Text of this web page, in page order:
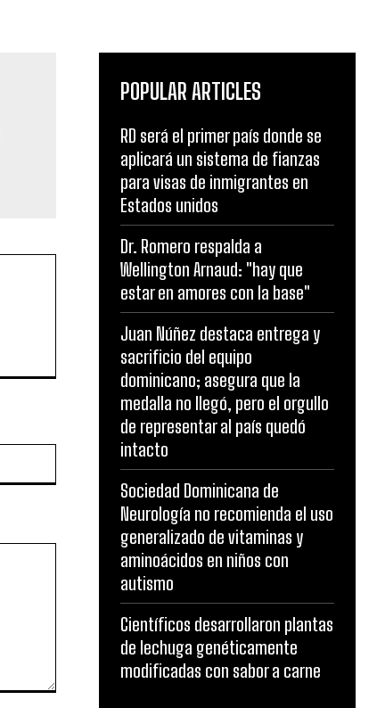
POPULAR ARTICLES
RD será el primer país donde se
aplicará un sistema de fianzas
para visas de inmigrantes en
Estados unidos
Dr. Romero respalda a
Wellington Arnaud: "hay que
estar en amores con la base"
Juan Núñez destaca entrega y
sacrificio del equipo
dominicano; asegura que la
medalla no llegó, pero el orgullo
de representar al país quedó
intacto
Sociedad Dominicana de
Neurología no recomienda el uso
generalizado de vitaminas y
aminoácidos en niños con
autismo
Científicos desarrollaron plantas
de lechuga genéticamente
modificadas con sabor a carne